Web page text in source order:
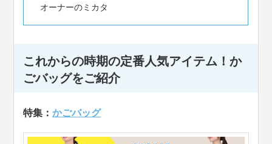
オーナーのミカタ
これからの時期の定番人気アイテム！か
ごバッグをご紹介
特集：かごバッグ